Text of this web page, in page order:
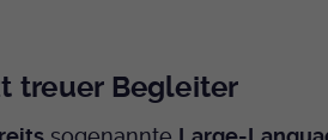
treuer Begleiter